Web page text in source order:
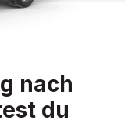
nach
du